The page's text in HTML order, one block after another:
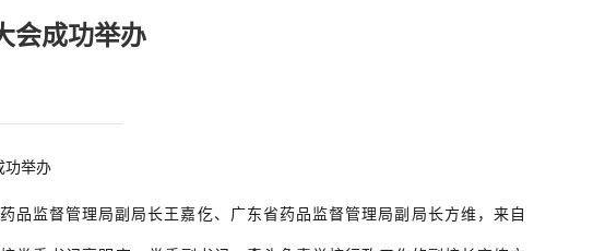
会成功举办
功举办
监督管理局副局长王嘉仡、广东省药品监督管理局副局长方维，来自